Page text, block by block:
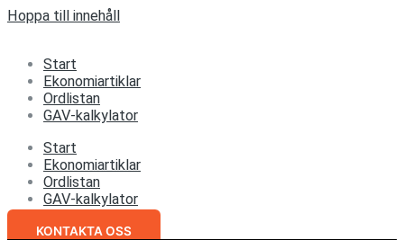
Hoppa till innehåll
Start
Ekonomiartiklar
Ordlistan
GAV-kalkylator
Start
Ekonomiartiklar
Ordlistan
GAV-kalkylator
KONTAKTA OSS